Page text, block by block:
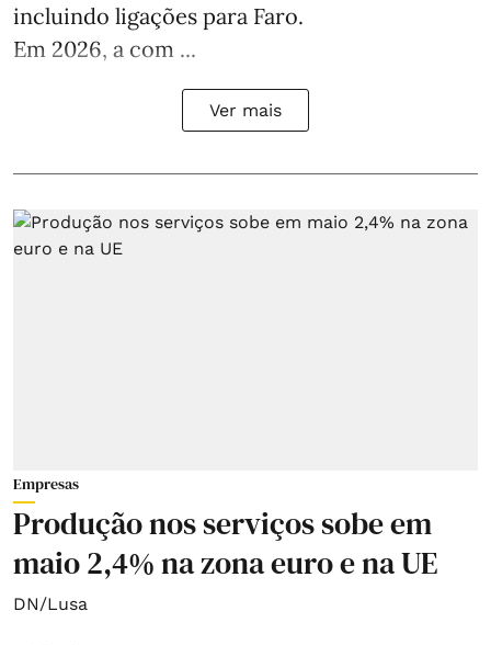
incluindo ligações para Faro.
Em 2026, a com ...
Ver mais
Empresas
Produção nos serviços sobe em
maio 2,4% na zona euro e na UE
DN/Lusa